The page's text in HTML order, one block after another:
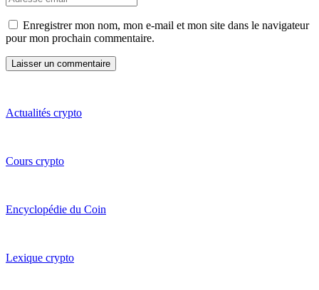
Enregistrer mon nom, mon e-mail et mon site dans le navigateur
pour mon prochain commentaire.
Actualités crypto
Cours crypto
Encyclopédie du Coin
Lexique crypto